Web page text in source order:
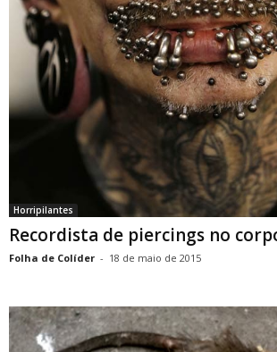
Horripilantes
Recordista de piercings no
Folha de Colíder - 18 de maio de 2015